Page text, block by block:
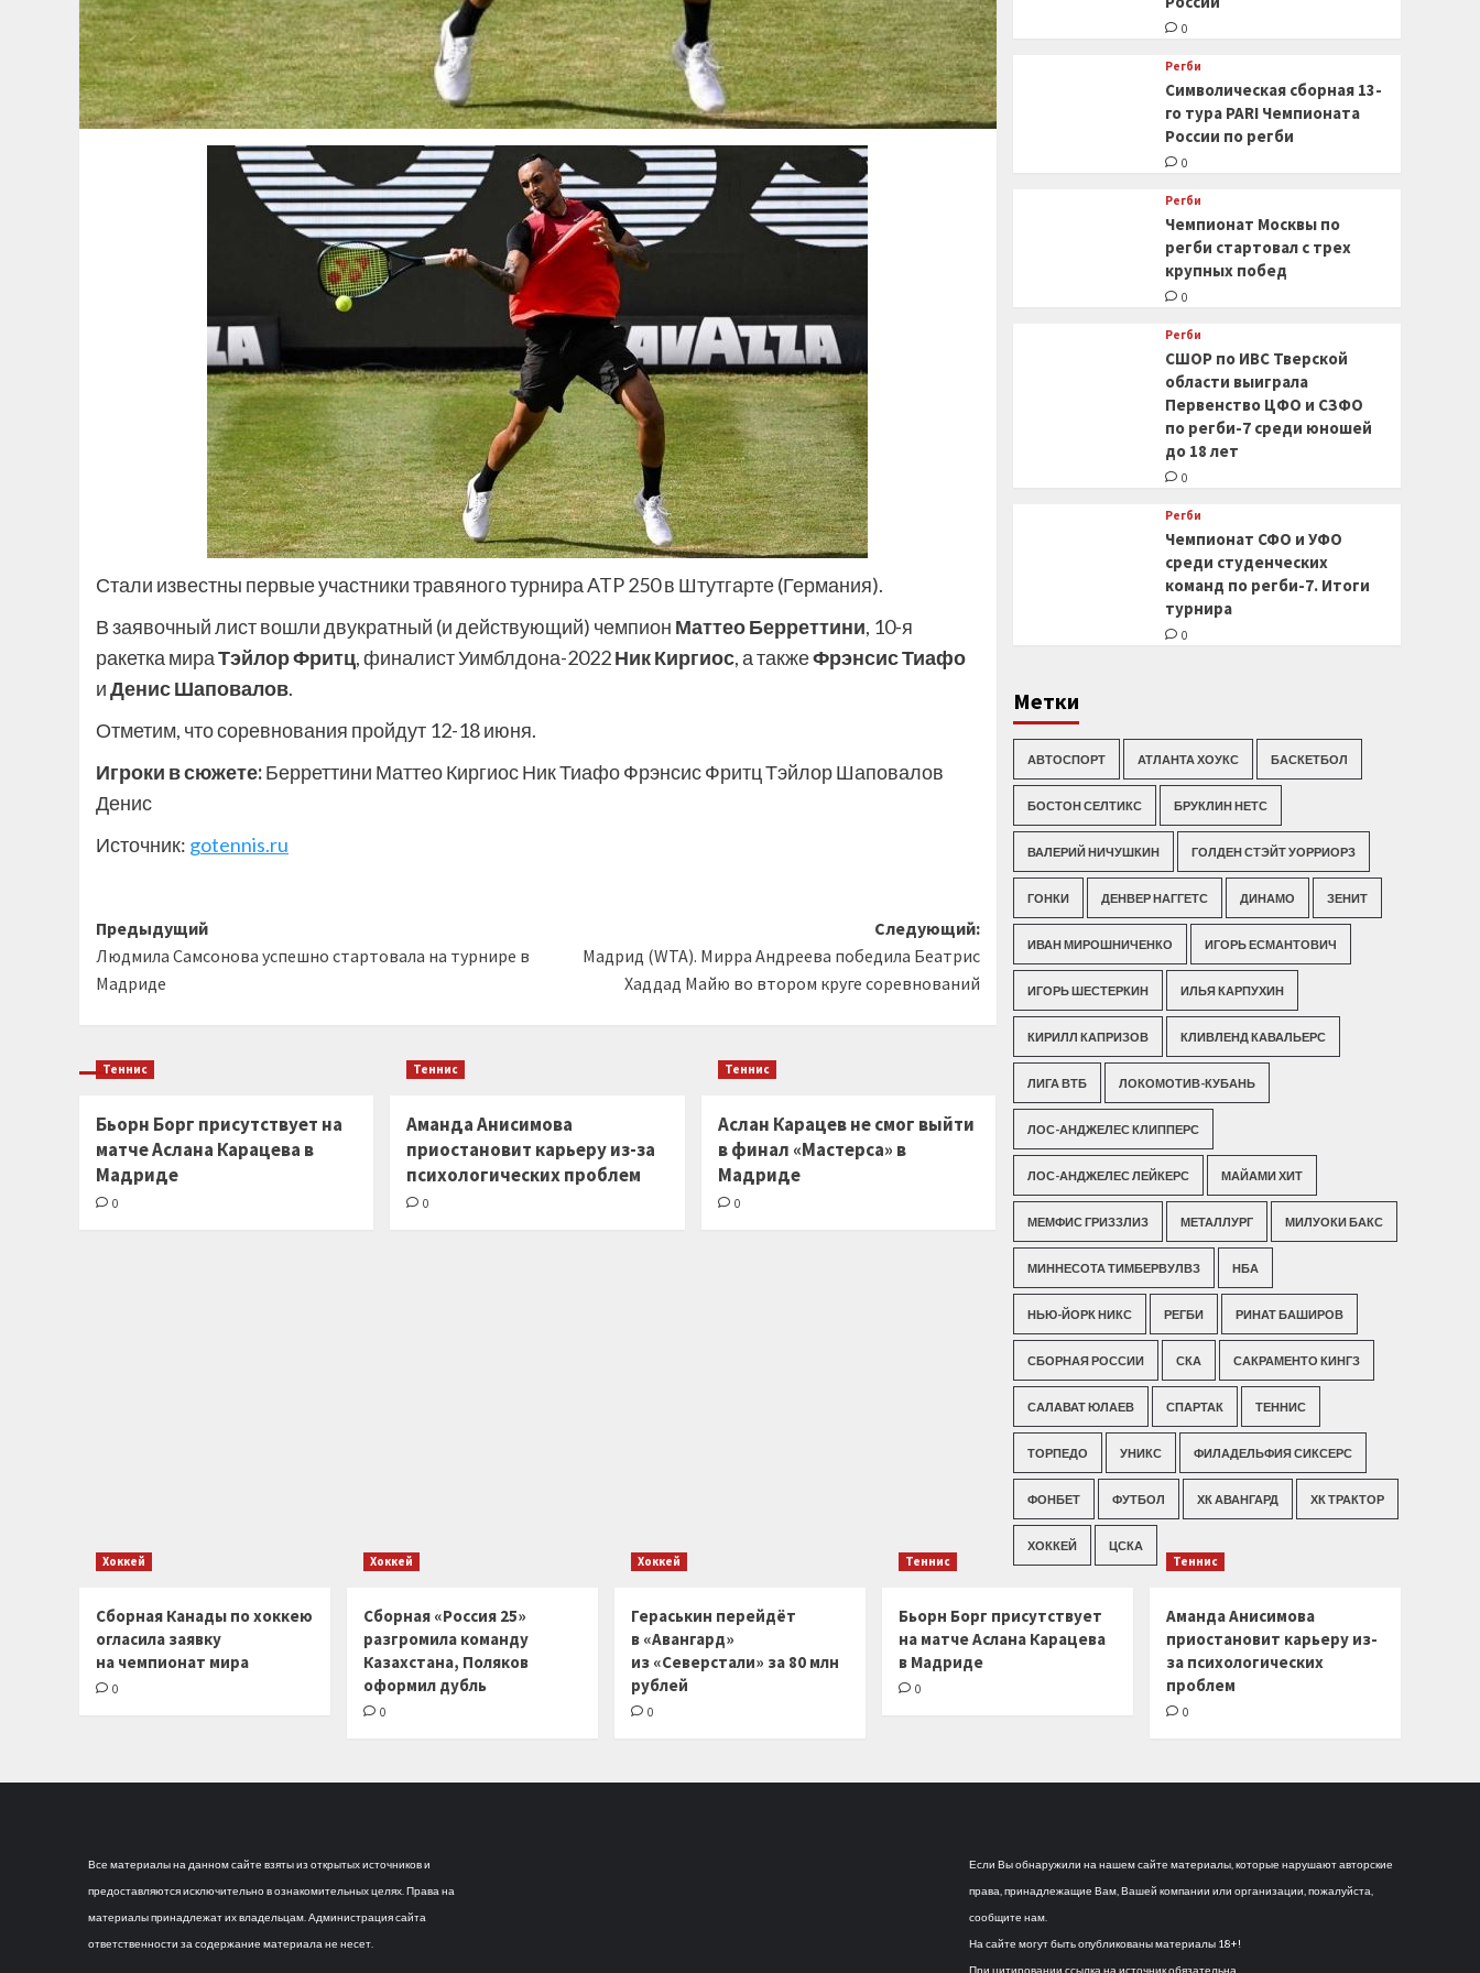
Стали известны первые участники травяного турнира ATP 250 в Штутгарте (Германия).
В заявочный лист вошли двукратный (и действующий) чемпион Маттео Берреттини, 10-я
ракетка мираТэйлор Фритц, финалист Уимблдона-2022Ник Киргиос, а такжеФрэнсис Тиафо
иДенис Шаповалов.
Отметим, что соревнования пройдут 12-18 июня.
Игроки в сюжете:Берреттини Маттео Киргиос Ник Тиафо Фрэнсис Фритц Тэйлор Шаповалов
Денис
Источник: gotennis.ru
Навигация
записи
Предыдущий
Людмила Самсонова успешно стартовала на турнире в
Мадриде
Следующий:
Мадрид (WTA). Мирра Андреева победила Беатрис
Хаддад Майю во втором круге соревнований
Теннис
Бьорн Борг присутствует на
матче Аслана Карацева в
Мадриде
0
Теннис
Аманда Анисимова
приостановит карьеру из-за
психологических проблем
0
Теннис
Аслан Карацев не смог выйти
в финал «Мастерса» в
Мадриде
0
0
Регби
Символическая сборная 13-
го тура PARI Чемпионата
России по регби
0
Регби
Чемпионат Москвы по
регби стартовал с трех
крупных побед
0
Регби
СШОР по ИВС Тверской
области выиграла
Первенство ЦФО и СЗФО
по регби-7 среди юношей
до 18 лет
0
Регби
Чемпионат СФО и УФО
среди студенческих
команд по регби-7. Итоги
турнира
0
Метки
АВТОСПОРТ АТЛАНТА ХОУКС БАСКЕТБОЛ
БОСТОН СЕЛТИКС БРУКЛИН НЕТС
ВАЛЕРИЙ НИЧУШКИН ГОЛДЕН СТЭЙТ УОРРИОРЗ
ГОНКИ ДЕНВЕР НАГГЕТС ДИНАМО ЗЕНИТ
ИВАН МИРОШНИЧЕНКО ИГОРЬ ЕСМАНТОВИЧ
ИГОРЬ ШЕСТЕРКИН ИЛЬЯ КАРПУХИН
КИРИЛЛ КАПРИЗОВ КЛИВЛЕНД КАВАЛЬЕРС
ЛИГА ВТБ ЛОКОМОТИВ-КУБАНЬ
ЛОС-АНДЖЕЛЕС КЛИППЕРС
ЛОС-АНДЖЕЛЕС ЛЕЙКЕРС МАЙАМИ ХИТ
МЕМФИС ГРИЗЗЛИЗ МЕТАЛЛУРГ МИЛУОКИ БАКС
МИННЕСОТА ТИМБЕРВУЛВЗ НБА
НЬЮ-ЙОРК НИКС РЕГБИ РИНАТ БАШИРОВ
СБОРНАЯ РОССИИ СКА САКРАМЕНТО КИНГЗ
САЛАВАТ ЮЛАЕВ СПАРТАК ТЕННИС
ТОРПЕДО УНИКС ФИЛАДЕЛЬФИЯ СИКСЕРС
ФОНБЕТ ФУТБОЛ ХК АВАНГАРД ХК ТРАКТОР
ХОККЕЙ ЦСКА
Хоккей
Сборная Канады по хоккею
огласила заявку
на чемпионат мира
0
Хоккей
Сборная «Россия 25»
разгромила команду
Казахстана, Поляков
оформил дубль
0
Хоккей
Гераськин перейдёт
в «Авангард»
из «Северстали» за 80 млн
рублей
0
Теннис
Бьорн Борг присутствует
на матче Аслана Карацева
в Мадриде
0
Теннис
Аманда Анисимова
приостановит карьеру из-
за психологических
проблем
0
Все материалы на данном сайте взяты из открытых источников и
предоставляются исключительно в ознакомительных целях. Права на
материалы принадлежат их владельцам. Администрация сайта
ответственности за содержание материала не несет.
Если Вы обнаружили на нашем сайте материалы, которые нарушают авторские
права, принадлежащие Вам, Вашей компании или организации, пожалуйста,
сообщите нам.
На сайте могут быть опубликованы материалы 18+!
При цитировании ссылка на источник обязательна.